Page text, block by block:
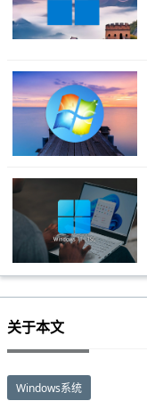
关于本文
Windows系统